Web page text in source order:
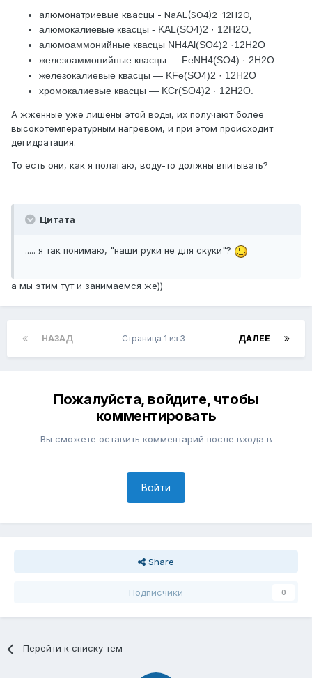
алюмонатриевые квасцы - NaAL(SO4)2 ·12H2O,
алюмокалиевые квасцы - KAL(SO4)2 · 12H2O,
алюмоаммонийные квасцы NH4Al(SO4)2 ·12H2O
железоаммонийные квасцы — FeNH4(SO4) · 2H2О
железокалиевые квасцы — KFe(SO4)2 · 12H2O
хромокалиевые квасцы — KCr(SO4)2 · 12H2O.
А жженные уже лишены этой воды, их получают более
высокотемпературным нагревом, и при этом происходит
дегидратация.
То есть они, как я полагаю, воду-то должны впитывать?
Цитата
..... я так понимаю, "наши руки не для скуки"?
а мы этим тут и занимаемся же))
НАЗАД ДАЛЕЕ
Страница 1 из 3
Пожалуйста, войдите, чтобы
комментировать
Вы сможете оставить комментарий после входа в
Войти
Share
Подписчики 0
Перейти к списку тем